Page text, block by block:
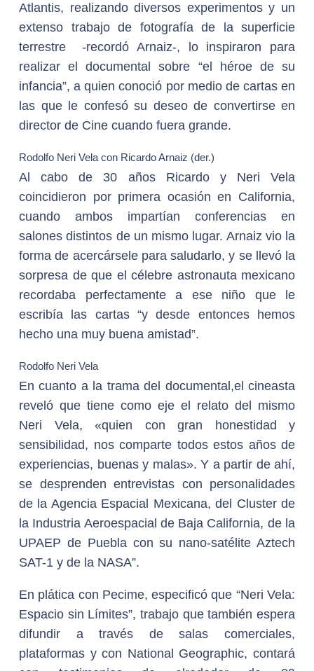
Atlantis, realizando diversos experimentos y un
extenso trabajo de fotografía de la superficie
terrestre -recordó Arnaiz-, lo inspiraron para
realizar el documental sobre “el héroe de su
infancia”, a quien conoció por medio de cartas en
las que le confesó su deseo de convertirse en
director de Cine cuando fuera grande.
Rodolfo Neri Vela con Ricardo Arnaiz (der.)
Al cabo de 30 años Ricardo y Neri Vela
coincidieron por primera ocasión en California,
cuando ambos impartían conferencias en
salones distintos de un mismo lugar. Arnaiz vio la
forma de acercársele para saludarlo, y se llevó la
sorpresa de que el célebre astronauta mexicano
recordaba perfectamente a ese niño que le
escribía las cartas “y desde entonces hemos
hecho una muy buena amistad”.
Rodolfo Neri Vela
En cuanto a la trama del documental,el cineasta
reveló que tiene como eje el relato del mismo
Neri Vela, «quien con gran honestidad y
sensibilidad, nos comparte todos estos años de
experiencias, buenas y malas». Y a partir de ahí,
se desprenden entrevistas con personalidades
de la Agencia Espacial Mexicana, del Cluster de
la Industria Aeroespacial de Baja California, de la
UPAEP de Puebla con su nano-satélite Aztech
SAT-1 y de la NASA”.
En plática con Pecime, especificó que “Neri Vela:
Espacio sin Límites”, trabajo que también espera
difundir a través de salas comerciales,
plataformas y con National Geographic, contará